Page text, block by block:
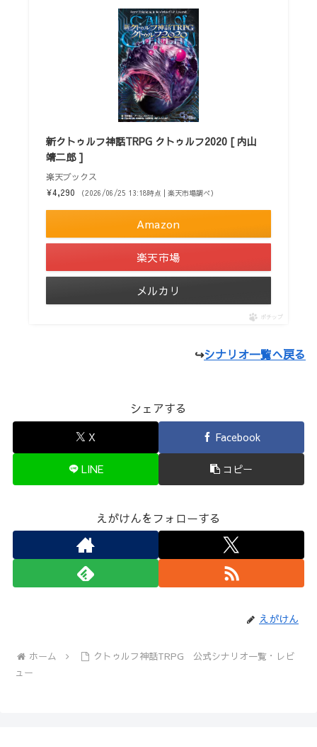
新クトゥルフ神話TRPG クトゥルフ2020 [ 内山
靖二郎 ]
楽天ブックス
¥4,290
（2026/06/25 13:18時点 | 楽天市場調べ）
Amazon
楽天市場
メルカリ
ポチップ
↪シナリオ一覧へ戻る
シェアする
X Facebook
LINE コピー
えがけんをフォローする
えがけん
ホーム
クトゥルフ神話TRPG 公式シナリオ一覧・レビ
ュー